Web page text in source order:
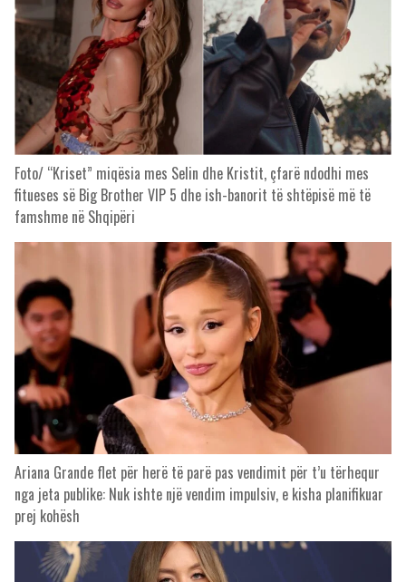
Foto/ “Kriset” miqësia mes Selin dhe Kristit, çfarë ndodhi mes
fitueses së Big Brother VIP 5 dhe ish-banorit të shtëpisë më të
famshme në Shqipëri
Ariana Grande flet për herë të parë pas vendimit për t’u tërhequr
nga jeta publike: Nuk ishte një vendim impulsiv, e kisha planifikuar
prej kohësh